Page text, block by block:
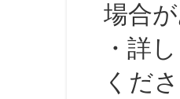
場合が
・詳し
くださ